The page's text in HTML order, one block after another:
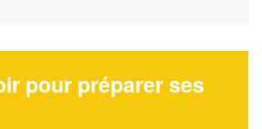
pour préparer ses